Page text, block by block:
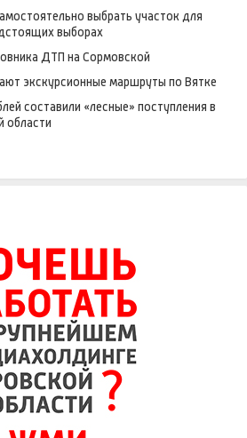
выбрать участок для
выборах
ДТП на Сормовской
экскурсионные маршруты по Вятке
составили «лесные» поступления в
области